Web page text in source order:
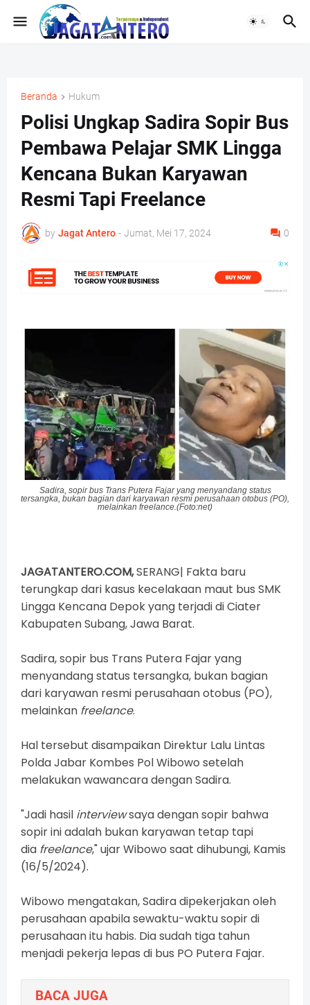
Beranda Hukum
Polisi Ungkap Sadira Sopir Bus
Pembawa Pelajar SMK Lingga
Kencana Bukan Karyawan
Resmi Tapi Freelance
by Jagat Antero - Jumat, Mei 17, 2024 0
Sadira, sopir bus Trans Putera Fajar yang menyandang status
tersangka, bukan bagian dari karyawan resmi perusahaan otobus (PO),
melainkan freelance.(Foto:net)
JAGATANTERO.COM,SERANG| Fakta baru
terungkap dari kasus kecelakaan maut bus SMK
Lingga Kencana Depok yang terjadi di Ciater
Kabupaten Subang, Jawa Barat.
Sadira, sopir bus Trans Putera Fajar yang
menyandang status tersangka, bukan bagian
dari karyawan resmi perusahaan otobus (PO),
melainkan freelance.
Hal tersebut disampaikan Direktur Lalu Lintas
Polda Jabar Kombes Pol Wibowo setelah
melakukan wawancara dengan Sadira.
"Jadi hasil interviewsaya dengan sopir bahwa
sopir ini adalah bukan karyawan tetap tapi
dia freelance," ujar Wibowo saat dihubungi, Kamis
(16/5/2024).
Wibowo mengatakan, Sadira dipekerjakan oleh
perusahaan apabila sewaktu-waktu sopir di
perusahaan itu habis. Dia sudah tiga tahun
menjadi pekerja lepas di bus PO Putera Fajar.
BACA JUGA